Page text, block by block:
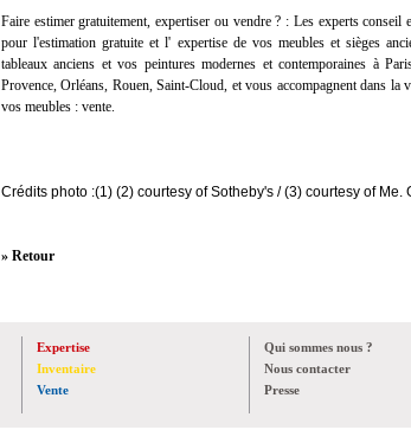
Faire estimer gratuitement, expertiser ou vendre ? : Les experts conseil
pour l'estimation gratuiteet l' expertisede vos meubles et sièges
tableaux anciens et vos peintures modernes et contemporaines à
Provence, Orléans, Rouen, Saint-Cloud, et vous accompagnent dans la
vos meubles : vente
Crédits photo :(1) (2) courtesy of Sotheby's / (3) courtesy of Me.
» Retour
Expertise
Inventaire
Vente
Qui sommes nous ?
Nous contacter
Presse